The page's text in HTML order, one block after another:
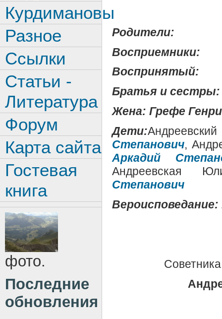
Родители:
Восприемники:
Воспринятый:
Братья и сестры:
Жена: Грефе
Дети:
Степанович,
Аркадий
Андреевская
Степанович
Вероисповедание:
Курдимановы
Разное
Ссылки
Статьи -
Литература
Форум
Карта сайта
Гостевая
книга
фото.
Последние
обновления